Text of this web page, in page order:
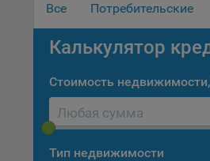
Все Потребительские
Калькулятор
Стоимость
Тип недвижимости